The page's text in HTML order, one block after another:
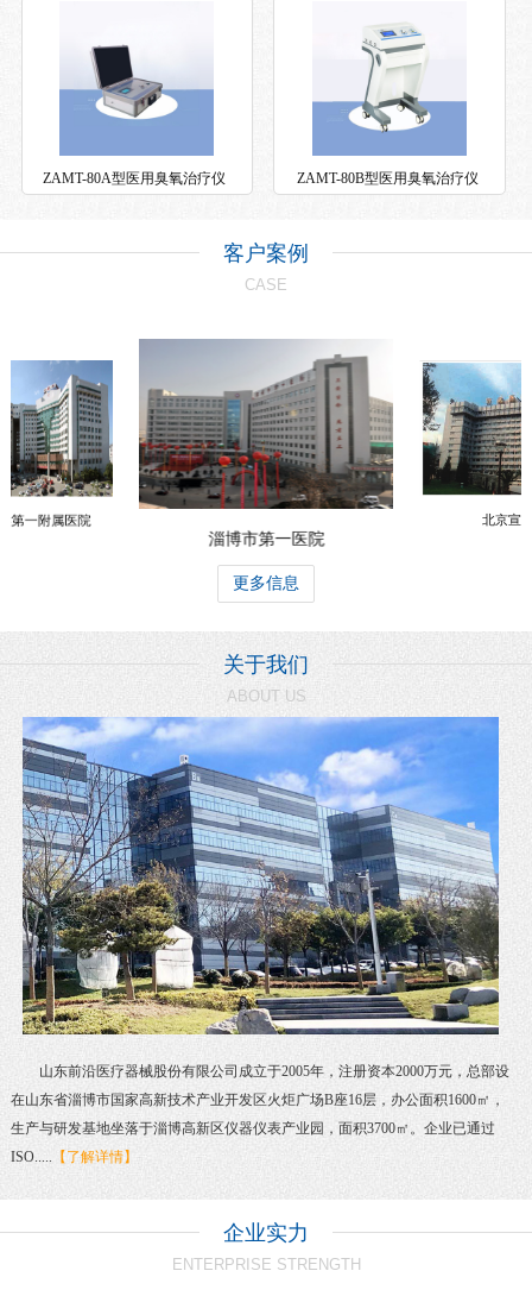
ZAMT-80A型医用臭氧治疗仪 ZAMT-80B型医用臭氧治疗仪
客户案例
CASE
北京宣
淄博市第一医院
第一附属医院
更多信息
关于我们
ABOUT US
山东前沿医疗器械股份有限公司成立于2005年，注册资本2000万元，总部设
在山东省淄博市国家高新技术产业开发区火炬广场B座16层，办公面积1600㎡，
生产与研发基地坐落于淄博高新区仪器仪表产业园，面积3700㎡。企业已通过
ISO..... 【了解详情】
企业实力
ENTERPRISE STRENGTH